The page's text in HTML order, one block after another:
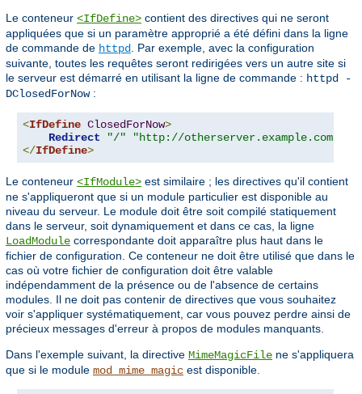
Le conteneur <IfDefine> contient des directives qui ne seront
appliquées que si un paramètre approprié a été défini dans la ligne
de commande de httpd
. Par exemple, avec la configuration
suivante, toutes les requêtes seront redirigées vers un autre site si
le serveur est démarré en utilisant la ligne de commande : httpd -
DClosedForNow:
<IfDefine ClosedForNow>
Redirect
"/"
"http://otherserver.example.com/"
</IfDefine>
Le conteneur <IfModule> est similaire ; les directives qu'il contient
ne s'appliqueront que si un module particulier est disponible au
niveau du serveur. Le module doit être soit compilé statiquement
dans le serveur, soit dynamiquement et dans ce cas, la ligne
LoadModule correspondante doit apparaître plus haut dans le
fichier de configuration. Ce conteneur ne doit être utilisé que dans le
cas où votre fichier de configuration doit être valable
indépendamment de la présence ou de l'absence de certains
modules. Il ne doit pas contenir de directives que vous souhaitez
voir s'appliquer systématiquement, car vous pouvez perdre ainsi de
précieux messages d'erreur à propos de modules manquants.
Dans l'exemple suivant, la directive MimeMagicFile ne s'appliquera
que si le module mod_mime_magic est disponible.